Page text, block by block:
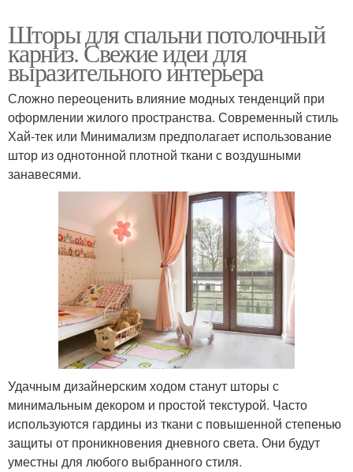
Шторы для спальни потолочный
карниз. Свежие идеи для
выразительного интерьера
Сложно переоценить влияние модных тенденций при
оформлении жилого пространства. Современный стиль
Хай-тек или Минимализм предполагает использование
штор из однотонной плотной ткани с воздушными
занавесями.
Удачным дизайнерским ходом станут шторы с
минимальным декором и простой текстурой. Часто
используются гардины из ткани с повышенной степенью
защиты от проникновения дневного света. Они будут
уместны для любого выбранного стиля.